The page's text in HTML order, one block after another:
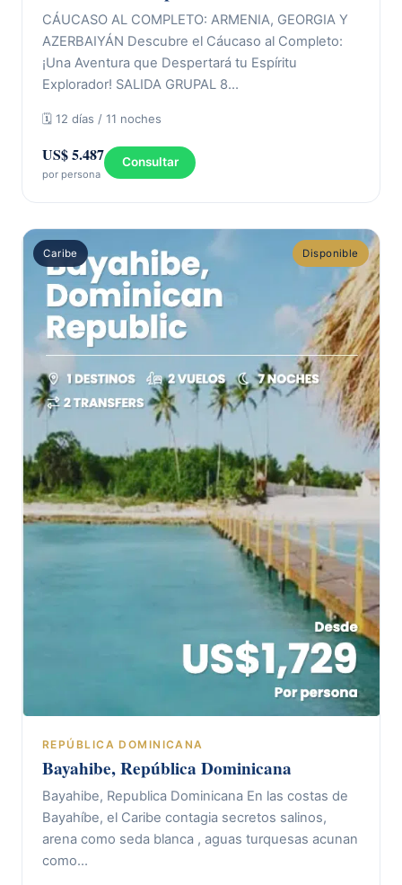
CÁUCASO AL COMPLETO: ARMENIA, GEORGIA Y
AZERBAIYÁN Descubre el Cáucaso al Completo:
¡Una Aventura que Despertará tu Espíritu
Explorador! SALIDA GRUPAL 8…
🗓 12 días / 11 noches
US$ 5.487
por persona
Consultar
Caribe Disponible
REPÚBLICA DOMINICANA
Bayahibe, República Dominicana
Bayahibe, Republica Dominicana En las costas de
Bayahíbe, el Caribe contagia secretos salinos,
arena como seda blanca , aguas turquesas acunan
como…